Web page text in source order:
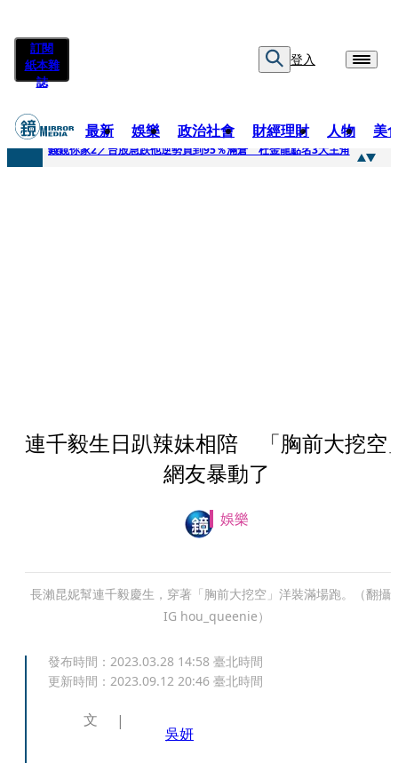
訂閱
紙本雜
誌
登入
最新 娛樂 政治社會 財經理財 人物 美
快訊
錢鏡你家2／台股急跌他逆勢買到95％滿倉 杜金龍點名3大主角
連千毅生日趴辣妹相陪 「胸前大挖空
網友暴動了
娛樂
長瀨昆妮幫連千毅慶生，穿著「胸前大挖空」洋裝滿場跑。（翻攝
IG hou_queenie）
發布時間： 2023.03.28 14:58 臺北時間
更新時間： 2023.09.12 20:46 臺北時間
文
吳妍